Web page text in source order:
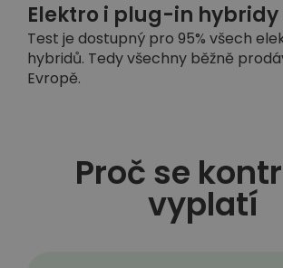
Elektro i plug-in hybridy
Test je dostupný pro 95% všech
hybridů. Tedy všechny běžně
Evropě.
Proč se
vyplatí